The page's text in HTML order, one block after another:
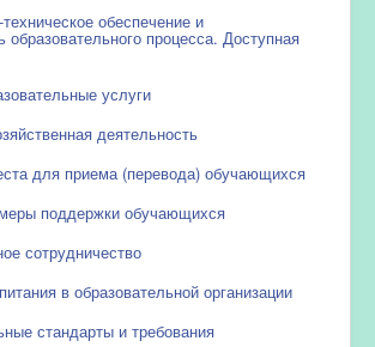
обеспечение и
образовательного процесса. Доступная
услуги
деятельность
для приема (перевода) обучающихся
поддержки обучающихся
сотрудничество
в образовательной организации
стандарты и требования